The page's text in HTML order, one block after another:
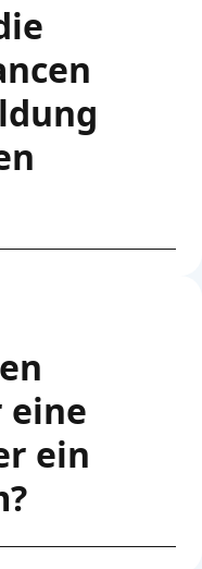
eine
ein